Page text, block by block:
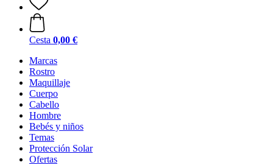
Cesta 0,00 €
Marcas
Rostro
Maquillaje
Cuerpo
Cabello
Hombre
Bebés y niños
Temas
Protección Solar
Ofertas